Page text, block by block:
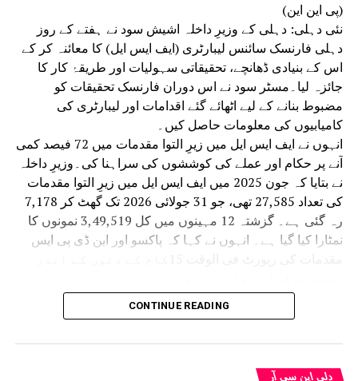
(پی این این)
نئی دہلی: دہلی کے وزیرِ داخلہ اشیش سود نے ہفتے کے روز
دہلی فارنسک سائنس لیبارٹری (ایف ایس ایل) کا معائنہ کر کے
اس کے بنیادی ڈھانچے، تحقیقاتی سہولیات اور طریقۂ کار کا
جائزہ لیا۔مسٹر سود نے اس دوران فارنسک تحقیقات کو
مضبوط بنانے کے لیے اٹھائے گئے اقدامات اور لیبارٹری کی
کامیابیوں کی معلومات حاصل کیں۔
انہوں نے ایف ایس ایل میں زیرِ التوا مقدمات میں 72 فیصد کمی
آنے پر حکام اور عملے کی کوششوں کی سراہنا کی۔وزیرِ داخلہ
نے بتایا کہ جون 2025 میں ایف ایس ایل میں زیرِ التوا مقدمات
کی تعداد 27,585 تھی، جو 31 جولائی 2026 تک گھٹ کر 7,178
رہ گئی ہے۔ گزشتہ 12 مہینوں میں کل 3,49,519 نمونوں کا
نمٹارا کیا گیا ہے۔ انہوں نے کہا کہ پاکسو اور این ڈی پی ایس
نومبر 2025 سے لیبارٹری میں ہر مہینے 3,000 سے زائد
مقدمات کی جانچ کی صلاحیت حاصل کی جا رہی ہے۔
سائنسی اور انسانی وسائل کے سطح پر مسلسل جدید
CONTINUE READING
دلی این سی آر